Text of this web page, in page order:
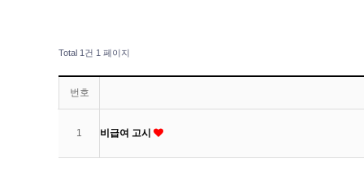
Total 1건 1 페이지
번호
1 비급여 고시